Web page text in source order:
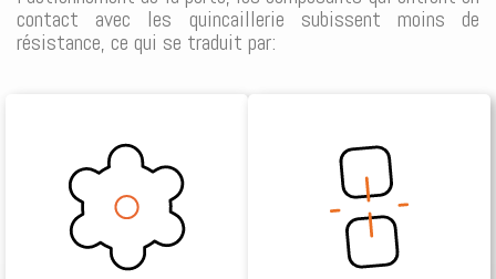
contact avec les quincaillerie subissent moins de
résistance, ce qui se traduit par: